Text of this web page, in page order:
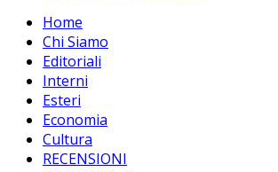
Home
Chi Siamo
Editoriali
Interni
Esteri
Economia
Cultura
RECENSIONI